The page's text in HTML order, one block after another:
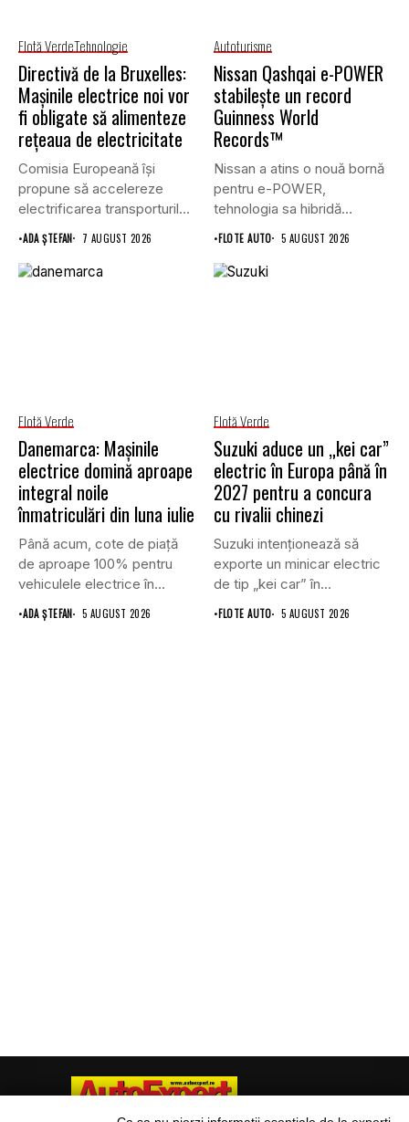
Flotă VerdeTehnologie
Directivă de la Bruxelles:
Mașinile electrice noi vor
fi obligate să alimenteze
rețeaua de electricitate
Comisia Europeană își
propune să accelereze
electrificarea transporturilor,
a clădirilor și a...
•ADA ȘTEFAN 7 AUGUST 2026
Autoturisme
Nissan Qashqai e-POWER
stabilește un record
Guinness World
Records™
Nissan a atins o nouă bornă
pentru e-POWER,
tehnologia sa hibridă
unică,...
•FLOTE AUTO 5 AUGUST 2026
Flotă Verde
Danemarca: Mașinile
electrice domină aproape
integral noile
înmatriculări din luna iulie
Până acum, cote de piață
de aproape 100% pentru
vehiculele electrice în...
•ADA ȘTEFAN 5 AUGUST 2026
Flotă Verde
Suzuki aduce un „kei car”
electric în Europa până în
2027 pentru a concura
cu rivalii chinezi
Suzuki intenționează să
exporte un minicar electric
de tip „kei car” în...
•FLOTE AUTO 5 AUGUST 2026